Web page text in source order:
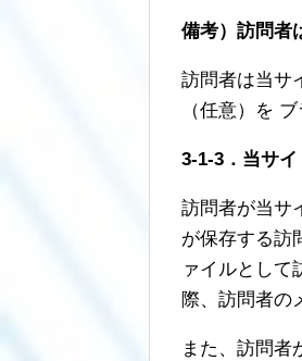
備考）訪問者
訪問者は当サ
（任意）を
3-1-3．当サ
訪問者が当サ
が保存する訪
ァイルとして
際、訪問者の
また、訪問者